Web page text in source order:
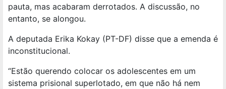
pauta, mas acabaram derrotados. A discussão, no
entanto, se alongou.
A deputada Erika Kokay (PT-DF) disse que a emenda é
inconstitucional.
“Estão querendo colocar os adolescentes em um
sistema prisional superlotado, em que não há nem